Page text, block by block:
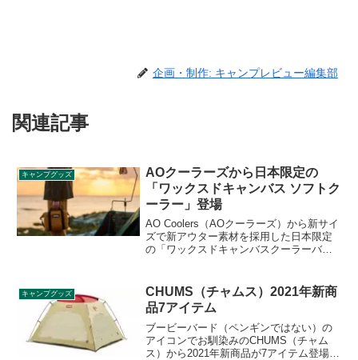
企画・制作: キャンプレビュー編集部
関連記事
キャンプグッズ
AOクーラーズから日本限定の
「ワックスドキャンバス ソフトク
ーラー」登場
AO Coolers（AOクーラーズ）から新サイ
ズで新アウター素材を採用した日本限定
の「ワックスドキャンバスクーラーバッ
使えば使うほど手に馴染み、風合い・色
合いが変化し、エイジングも楽しめま
す。詳細をレビューします。
キャンプグッズ
CHUMS（チャムス）2021年新商
品7アイテム
ブービーバード（ペンギンではない）の
アイコンでお馴染みのCHUMS（チャム
ス）から2021年新商品が7アイテム登場し